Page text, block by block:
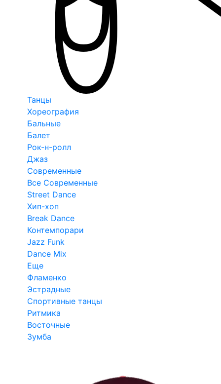
Танцы
Хореография
Бальные
Балет
Рок-н-ролл
Джаз
Современные
Все Современные
Street Dance
Хип-хоп
Break Dance
Контемпорари
Jazz Funk
Dance Mix
Еще
Фламенко
Эстрадные
Спортивные танцы
Ритмика
Восточные
Зумба